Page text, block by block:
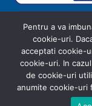
© 2025
Pentru a va
cookie-uri.
acceptati cookie-
cookie-uri. In
de cookie-uri
anumite cookie-uri